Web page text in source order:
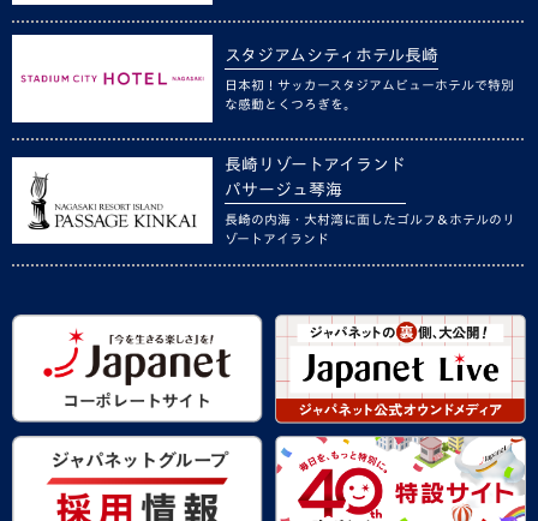
スタジアムシティホテル長崎
日本初！サッカースタジアムビューホテルで特別
な感動とくつろぎを。
長崎リゾートアイランド
パサージュ琴海
長崎の内海・大村湾に面したゴルフ＆ホテルのリ
ゾートアイランド